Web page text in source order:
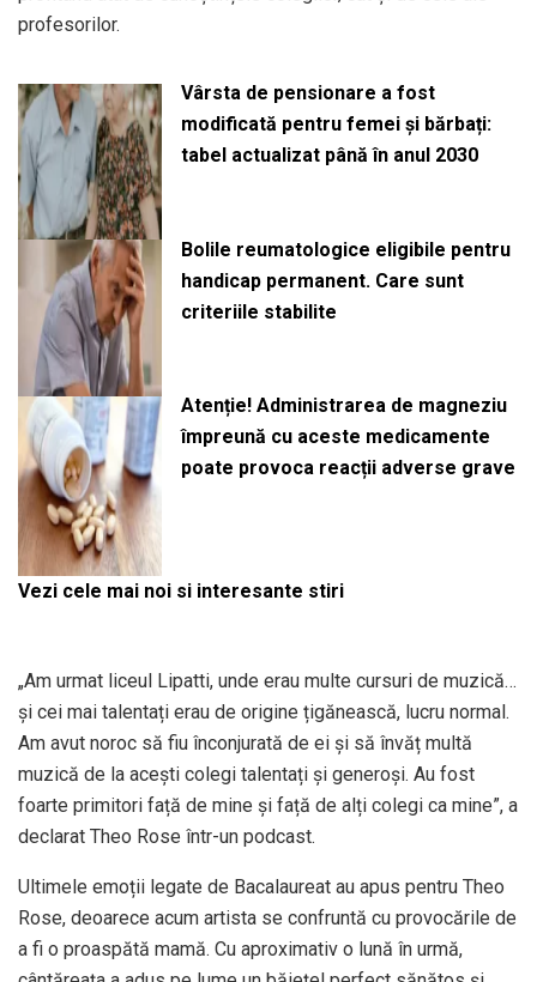
profesorilor.
Vârsta de pensionare a fost
modificată pentru femei și bărbați:
tabel actualizat până în anul 2030
Bolile reumatologice eligibile pentru
handicap permanent. Care sunt
criteriile stabilite
Atenție! Administrarea de magneziu
împreună cu aceste medicamente
poate provoca reacții adverse grave
Vezi cele mai noi si interesante stiri
„Am urmat liceul Lipatti, unde erau multe cursuri de muzică…
și cei mai talentați erau de origine țigănească, lucru normal.
Am avut noroc să fiu înconjurată de ei și să învăț multă
muzică de la acești colegi talentați și generoși. Au fost
foarte primitori față de mine și față de alți colegi ca mine”, a
declarat Theo Rose într-un podcast.
Ultimele emoții legate de Bacalaureat au apus pentru Theo
Rose, deoarece acum artista se confruntă cu provocările de
a fi o proaspătă mamă. Cu aproximativ o lună în urmă,